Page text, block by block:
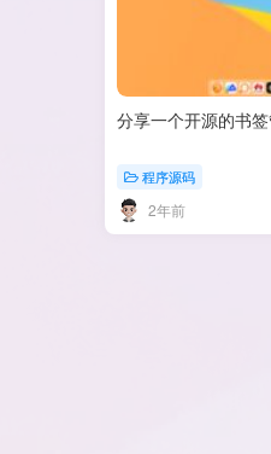
分享一个开源的书
程序源码
2年前